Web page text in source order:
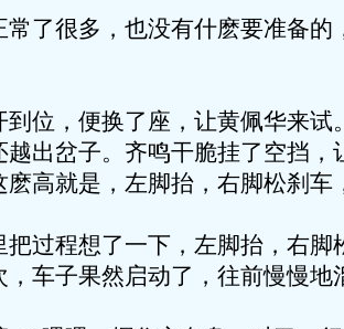
很多，也没有什麽要准备的
，便换了座，让黄佩华来试
出岔子。齐鸣干脆挂了空挡，
高就是，左脚抬，右脚松刹车
程想了一下，左脚抬，右脚
车子果然启动了，往前慢慢地